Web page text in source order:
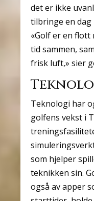
det er ikke
tilbringe en dag
«Golf er en
tid sammen,
frisk luft,» sier
Teknologi har
golfens vekst i
som hjelper
teknikken sin.
også av apper